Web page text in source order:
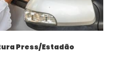
Press/Estadão